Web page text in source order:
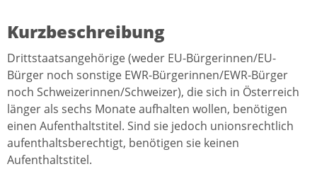
Kurzbeschreibung
Drittstaatsangehörige (weder EU-Bürgerinnen/EU-
Bürger noch sonstige EWR-Bürgerinnen/EWR-Bürger
noch Schweizerinnen/Schweizer), die sich in Österreich
länger als sechs Monate aufhalten wollen, benötigen
einen Aufenthaltstitel. Sind sie jedoch unionsrechtlich
aufenthaltsberechtigt, benötigen sie keinen
Aufenthaltstitel.